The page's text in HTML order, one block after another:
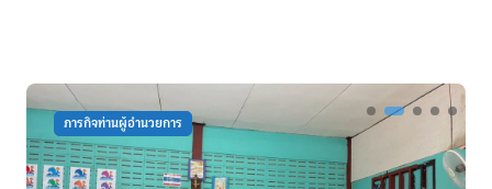
ภารกิจท่านผู้อำนวยการ